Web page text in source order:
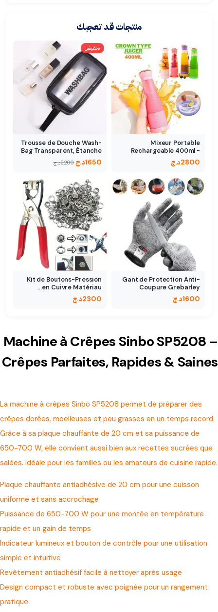
منتجات قد تعجبك
Mixeur Portable
Rechargeable 400ml -
Design…
2800د.ج
تخفيض
Trousse de Douche Wash-
Bag Transparent, Étanche
1650د.ج 2200د.ج
Gant de Protection Anti-
Coupure Grebarley
1600د.ج
Kit de Boutons-Pression
en Cuivre Matériau…
2300د.ج
Machine à Crêpes Sinbo SP5208 –
Crêpes Parfaites, Rapides & Saines
La machine à crêpes Sinbo SP5208 permet de préparer des
crêpes dorées, moelleuses et peu grasses en un temps record.
Grâce à sa plaque chauffante de 20 cm et sa puissance de
650-700 W, elle convient aussi bien aux recettes sucrées que
salées. Idéale pour les familles ou les amateurs de cuisine rapide.
Plaque chauffante antiadhésive de 20 cm pour une cuisson
uniforme et sans accrochage
Puissance de 650-700 W pour une montée en température
rapide et un gain de temps
Indicateur lumineux et bouton de contrôle pour une utilisation
simple et intuitive
Revêtement antiadhésif facile à nettoyer après usage
Design compact et robuste avec poignée pour un rangement
pratique